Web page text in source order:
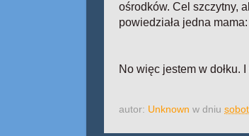
ośrodków. Cel szczytny,
powiedziała jedna
No więc jestem w dołku.
autor: Unknown w dniu